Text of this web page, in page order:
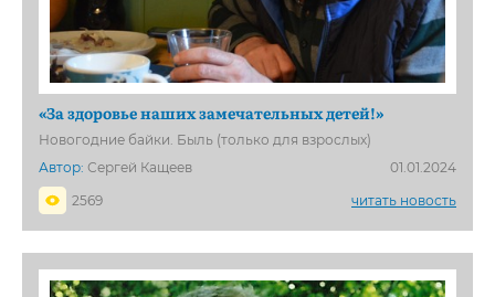
«За здоровье наших замечательных детей!»
Новогодние байки. Быль (только для взрослых)
Автор: Сергей Кащеев
01.01.2024
2569
читать новость